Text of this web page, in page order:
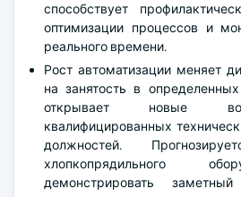
способствует
оптимизации процессов и
реального времени.
Рост автоматизации меняет
на занятость в
открывает новые
квалифицированных
должностей.
хлопкопрядильного
демонстрировать